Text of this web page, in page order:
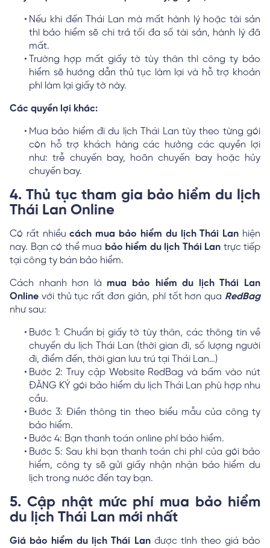
Nếu khi đến Thái Lan mà mất hành lý hoặc tài sản
thì bảo hiểm sẽ chi trả tối đa số tài sản, hành lý đã
mất.
Trường hợp mất giấy tờ tùy thân thì công ty bảo
hiểm sẽ hướng dẫn thủ tục làm lại và hỗ trợ khoản
phí làm lại giấy tờ này.
Các quyền lợi khác:
Mua bảo hiểm đi du lịch Thái Lan tùy theo từng gói
còn hỗ trợ khách hàng các hưởng các quyền lợi
như: trễ chuyến bay, hoãn chuyến bay hoặc hủy
chuyến bay.
4. Thủ tục tham gia bảo hiểm du lịch
Thái Lan Online
Có rất nhiềucách mua bảo hiểm du lịch Thái Lan hiện
nay. Bạn có thể mua bảo hiểm du lịch Thái Lan trực tiếp
tại công ty bán bảo hiểm.
Cách nhanh hơn là mua bảo hiểm du lịch Thái Lan
Online với thủ tục rất đơn giản, phí tốt hơn qua RedBag
như sau:
Bước 1: Chuẩn bị giấy tờ tùy thân, các thông tin về
chuyến du lịch Thái Lan (thời gian đi, số lượng người
đi, điểm đến, thời gian lưu trú tại Thái Lan…)
Bước 2: Truy cập Website RedBag và bấm vào nút
ĐĂNG KÝ gói bảo hiểm du lịch Thái Lan phù hợp nhu
cầu.
Bước 3: Điền thông tin theo biểu mẫu của công ty
bảo hiểm.
Bước 4: Bạn thanh toán online phí bảo hiểm.
Bước 5: Sau khi bạn thanh toán chi phí của gói bảo
hiểm, công ty sẽ gửi giấy nhận nhận bảo hiểm du
lịch trong nước đến tay bạn.
5. Cập nhật mức phí mua bảo hiểm
du lịch Thái Lan mới nhất
Giá bảo hiểm du lịch Thái Lanđược tính theo giá bảo